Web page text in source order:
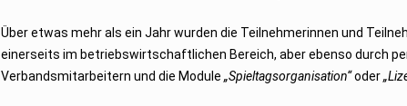
Über etwas mehr als ein Jahr wurden die Teilnehmerinnen und
einerseits im betriebswirtschaftlichen Bereich, aber ebenso durch
Verbandsmitarbeitern und die Module „Spieltagsorganisation“oder